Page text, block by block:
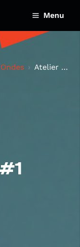
Menu
Atelier REFUG #1